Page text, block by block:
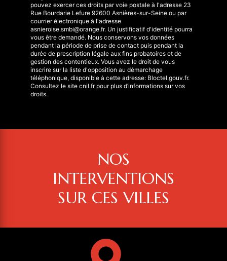
pouvez exercer ces droits par voie postale à l'adresse 23
Rue Bourdarie Lefure 92600 Asnières-sur-Seine ou par
courrier électronique à l'adresse
asnieroise.smbi@orange.fr. Un justificatif d'identité pourra
vous être demandé. Nous conservons vos données
pendant la période de prise de contact puis pendant la
durée de prescription légale aux fins probatoires et de
gestion des contentieux. Vous avez le droit de vous
inscrire sur la liste d'opposition au démarchage
téléphonique, disponible à cette adresse: Bloctel.gouv.fr.
Consultez le site cnil.fr pour plus d’informations sur vos
droits.
NOS
INTERVENTIONS
SUR CES VILLES